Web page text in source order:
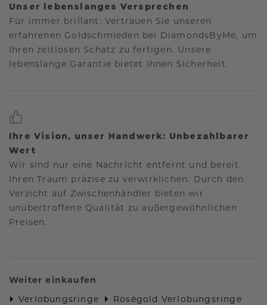
Unser lebenslanges Versprechen
Für immer brillant: Vertrauen Sie unseren
erfahrenen Goldschmieden bei DiamondsByMe, um
Ihren zeitlosen Schatz zu fertigen. Unsere
lebenslange Garantie bietet Ihnen Sicherheit.
Ihre Vision, unser Handwerk: Unbezahlbarer
Wert
Wir sind nur eine Nachricht entfernt und bereit,
Ihren Traum präzise zu verwirklichen. Durch den
Verzicht auf Zwischenhändler bieten wir
unübertroffene Qualität zu außergewöhnlichen
Preisen.
Weiter einkaufen
Verlobungsringe
Roségold Verlobungsringe